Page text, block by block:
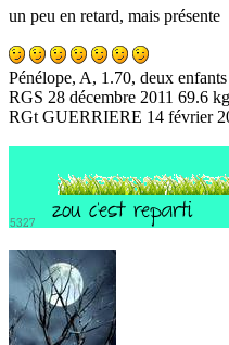
un peu en retard, mais présente
Pénélope, A, 1.70, deux
RGS 28 décembre 2011 69.6 kg
RGt GUERRIERE 14 février